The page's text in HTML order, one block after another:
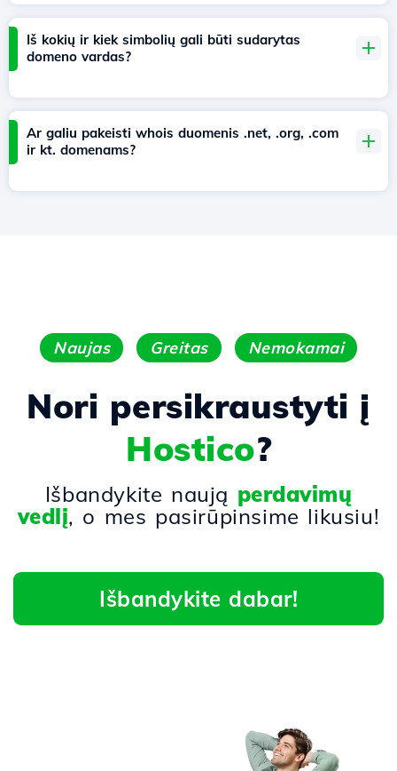
Iš kokių ir kiek simbolių gali būti sudarytas
domeno vardas?
Ar galiu pakeisti whois duomenis .net, .org, .com
ir kt. domenams?
Naujas Greitas Nemokamai
Nori persikraustyti į
Hostico?
Išbandykite naują perdavimų
vedlį, o mes pasirūpinsime likusiu!
Išbandykite dabar!